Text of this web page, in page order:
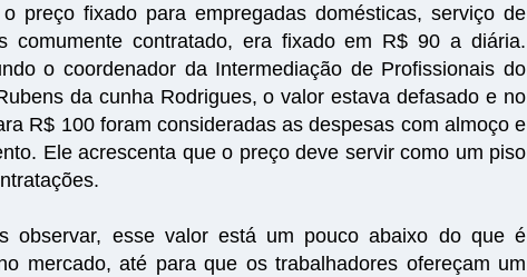
preço fixado para empregadas domésticas, serviço de
comumente contratado, era fixado em R$ 90 a diária.
o coordenador da Intermediação de Profissionais do
da cunha Rodrigues, o valor estava defasado e no
R$ 100 foram consideradas as despesas com almoço e
Ele acrescenta que o preço deve servir como um piso
observar, esse valor está um pouco abaixo do que é
mercado, até para que os trabalhadores ofereçam um